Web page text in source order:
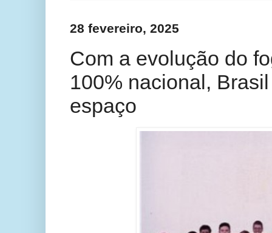
28 fevereiro, 2025
Com a evolução do
100% nacional,
espaço